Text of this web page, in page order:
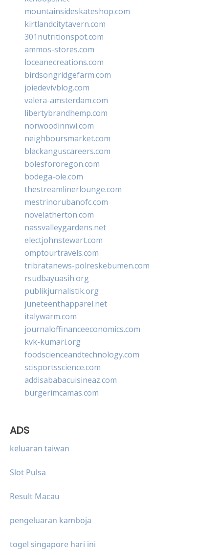
mountainsideskateshop.com
kirtlandcitytavern.com
301nutritionspot.com
ammos-stores.com
loceanecreations.com
birdsongridgefarm.com
joiedevivblog.com
valera-amsterdam.com
libertybrandhemp.com
norwoodinnwi.com
neighboursmarket.com
blackanguscareers.com
bolesfororegon.com
bodega-ole.com
thestreamlinerlounge.com
mestrinorubanofc.com
novelatherton.com
nassvalleygardens.net
electjohnstewart.com
omptourtravels.com
tribratanews-polreskebumen.com
rsudbayuasih.org
publikjurnalistik.org
juneteenthapparel.net
italywarm.com
journaloffinanceeconomics.com
kvk-kumari.org
foodscienceandtechnology.com
scisportsscience.com
addisababacuisineaz.com
burgerimcamas.com
ADS
keluaran taiwan
Slot Pulsa
Result Macau
pengeluaran kamboja
togel singapore hari ini